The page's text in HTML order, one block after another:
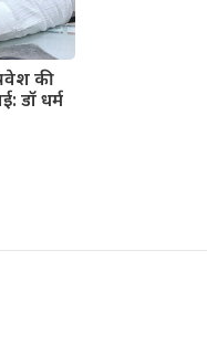
की
डॉ धर्म